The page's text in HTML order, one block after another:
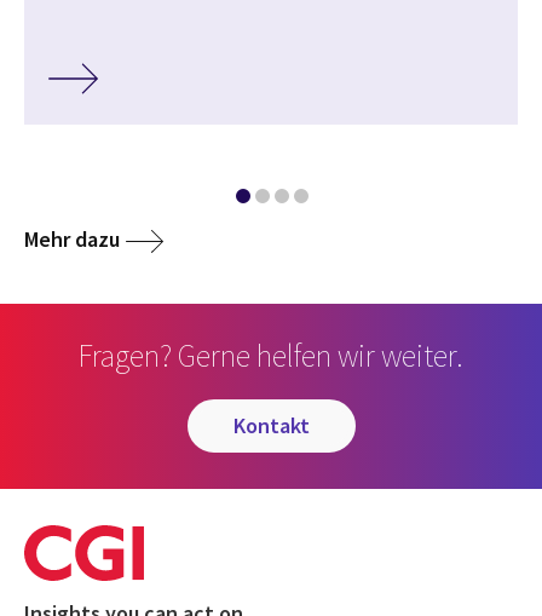
Mehr dazu
Fragen? Gerne helfen wir weiter.
kontakt